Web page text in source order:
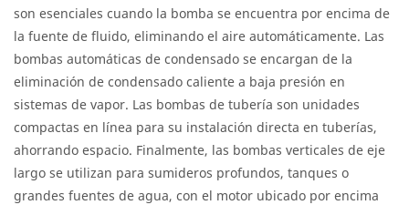
son esenciales cuando la bomba se encuentra por encima de
la fuente de fluido, eliminando el aire automáticamente. Las
bombas automáticas de condensado se encargan de la
eliminación de condensado caliente a baja presión en
sistemas de vapor. Las bombas de tubería son unidades
compactas en línea para su instalación directa en tuberías,
ahorrando espacio. Finalmente, las bombas verticales de eje
largo se utilizan para sumideros profundos, tanques o
grandes fuentes de agua, con el motor ubicado por encima